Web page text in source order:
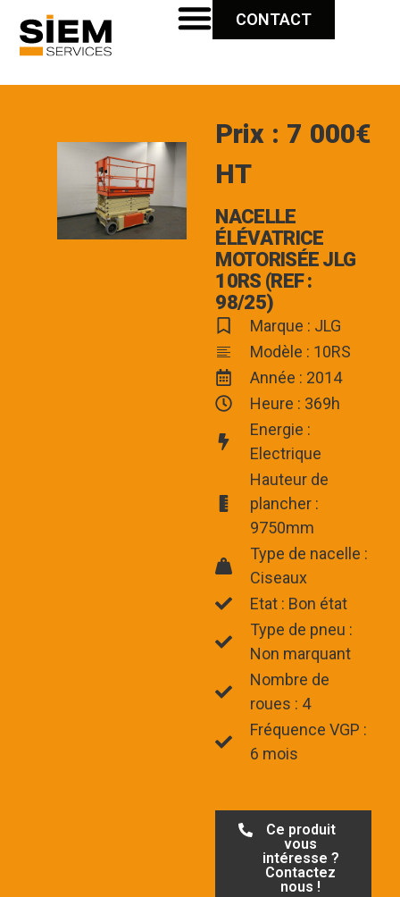
CONTACT
Prix : 7 000€
HT
NACELLE
ÉLÉVATRICE
MOTORISÉE JLG
10RS (REF :
98/25)
Marque : JLG
Modèle : 10RS
Année : 2014
Heure : 369h
Energie :
Electrique
Hauteur de
plancher :
9750mm
Type de nacelle :
Ciseaux
Etat : Bon état
Type de pneu :
Non marquant
Nombre de
roues : 4
Fréquence VGP :
6 mois
Ce produit
vous
intéresse ?
Contactez
nous !